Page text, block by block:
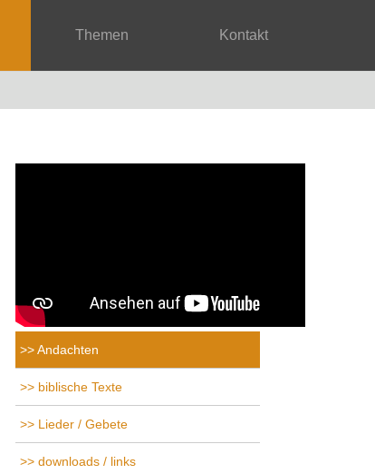
Themen Kontakt
Andachten
biblische Texte
Lieder / Gebete
downloads / links